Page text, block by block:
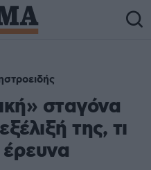
σταγόνα
της, τι
έρευνα